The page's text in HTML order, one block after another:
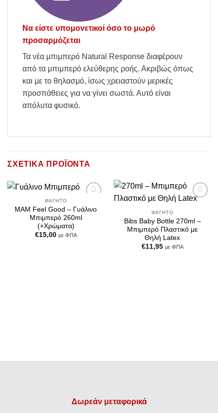
Να είστε υπομονετικοί όσο το μωρό
προσαρμόζεται
Τα νέα μπιμπερό Natural Response διαφέρουν
από τα μπιμπερό ελεύθερης ροής. Ακριβώς όπως
και με το θηλασμό, ίσως χρειαστούν μερικές
προσπάθειες για να γίνει σωστά. Αυτό είναι
απόλυτα φυσικό.
ΣΧΕΤΙΚΆ ΠΡΟΪΌΝΤΑ
Wishlist
ΦΑΓΗΤΌ
MAM Feel Good – Γυάλινο
Μπιμπερό 260ml
(+Χρώματα)
€15,00 με ΦΠΑ
ΦΑΓΗΤΌ
Bibs Baby Bottle 270ml –
Μπιμπερό Πλαστικό με
Θηλή Latex
€11,95 με ΦΠΑ
Δωρεάν μεταφορικά